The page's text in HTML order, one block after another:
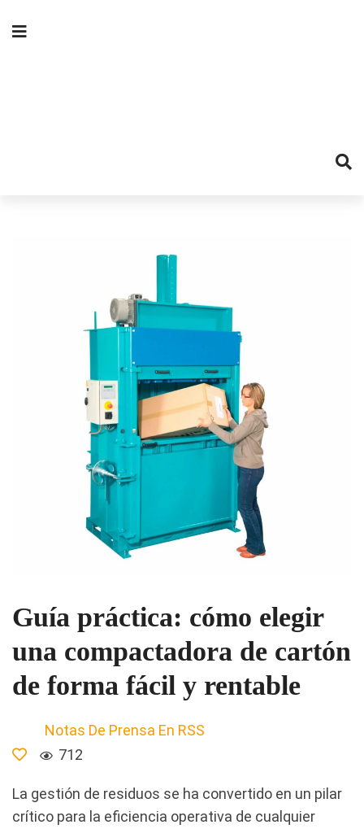
Guía práctica: cómo elegir
una compactadora de cartón
de forma fácil y rentable
Notas De Prensa En RSS
712
La gestión de residuos se ha convertido en un pilar
crítico para la eficiencia operativa de cualquier